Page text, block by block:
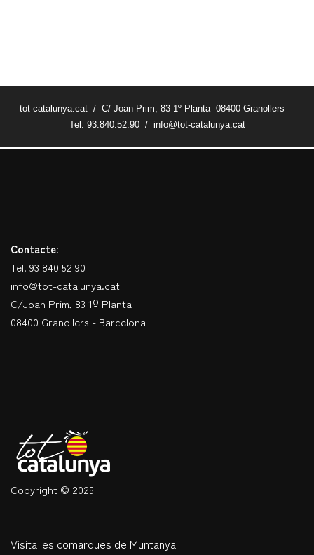
tot-catalunya.cat / C/ Joan Prim, 83 1º Planta -08400 Granollers –
Tel. 93.840.52.90 / info@tot-catalunya.cat
Contacte:
Tel. 93 840 52 90
info@tot-catalunya.cat
C/Joan Prim, 83 1º Planta
08400 Granollers - Barcelona
Copyright © 2025
Visita les comarques de Muntanya